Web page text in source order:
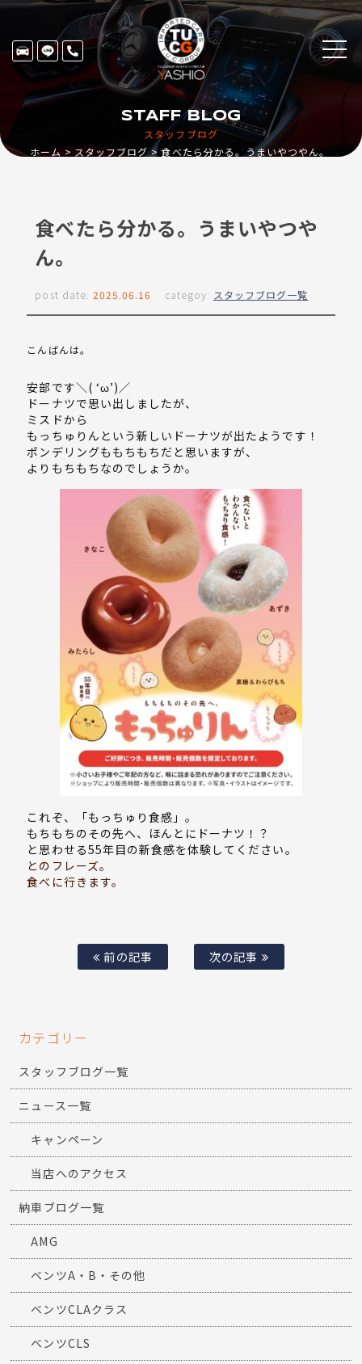
スタッフブログ
STAFF BLOG
ホーム スタッフブログ 食べたら分かる。うまいやつやん。
食べたら分かる。うまいやつや
ん。
post date: 2025.06.16 categoy: スタッフブログ一覧
こんばんは。
安部です＼( ‘ω’)／
ドーナツで思い出しましたが、
ミスドから
もっちゅりんという新しいドーナツが出たようです！
ポンデリングももちもちだと思いますが、
よりもちもちなのでしょうか。
これぞ、「もっちゅり食感」。
もちもちのその先へ、ほんとにドーナツ！？
と思わせる55年目の新食感を体験してください。
とのフレーズ。
食べに行きます。
前の記事 次の記事
カテゴリー
スタッフブログ一覧
ニュース一覧
キャンペーン
当店へのアクセス
納車ブログ一覧
AMG
ベンツA・B・その他
ベンツCLAクラス
ベンツCLS